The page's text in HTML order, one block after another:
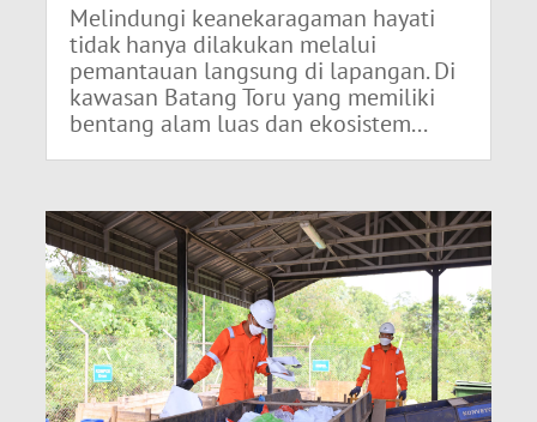
Melindungi keanekaragaman hayati
tidak hanya dilakukan melalui
pemantauan langsung di lapangan. Di
kawasan Batang Toru yang memiliki
bentang alam luas dan ekosistem...